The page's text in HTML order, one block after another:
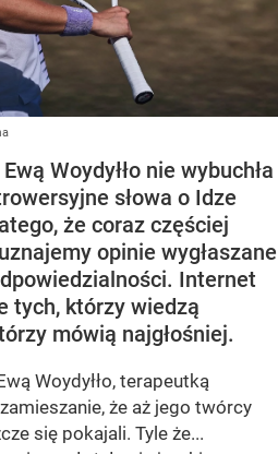
Woydyłło nie wybuchła
słowa o Idze
że coraz częściej
opinie wygłaszane
Internet
tych, którzy wiedzą
mówią najgłośniej.
Woydyłło, terapeutką
że aż jego twórcy
się pokajali. Tyle że...